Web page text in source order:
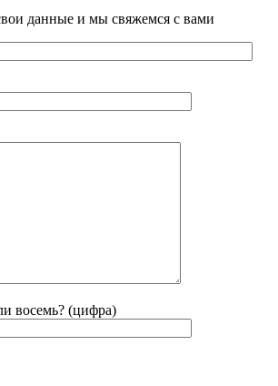
данные и мы свяжемся с вами
восемь? (цифра)